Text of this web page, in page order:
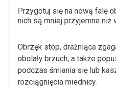
Przygotuj się na nową falę
nich są mniej przyjemne niż
Obrzęk stóp, drażniąca
obolały brzuch, a także
podczas śmiania się lub
rozciągnięcia miednicy.